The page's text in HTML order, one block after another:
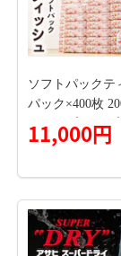
ソフトパックテ
パック×400枚
アパルプ100％
急上昇 まとめ買
11,000円